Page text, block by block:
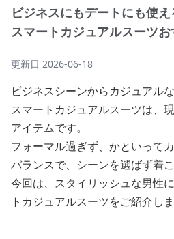
ビジネスにもデートにも使
スマートカジュアルスーツ
更新日 2026-06-18
ビジネスシーンからカジュアル
スマートカジュアルスーツは、
アイテムです。
フォーマル過ぎず、かといって
バランスで、シーンを選ばず着
今回は、スタイリッシュな男性
トカジュアルスーツをご紹介しま